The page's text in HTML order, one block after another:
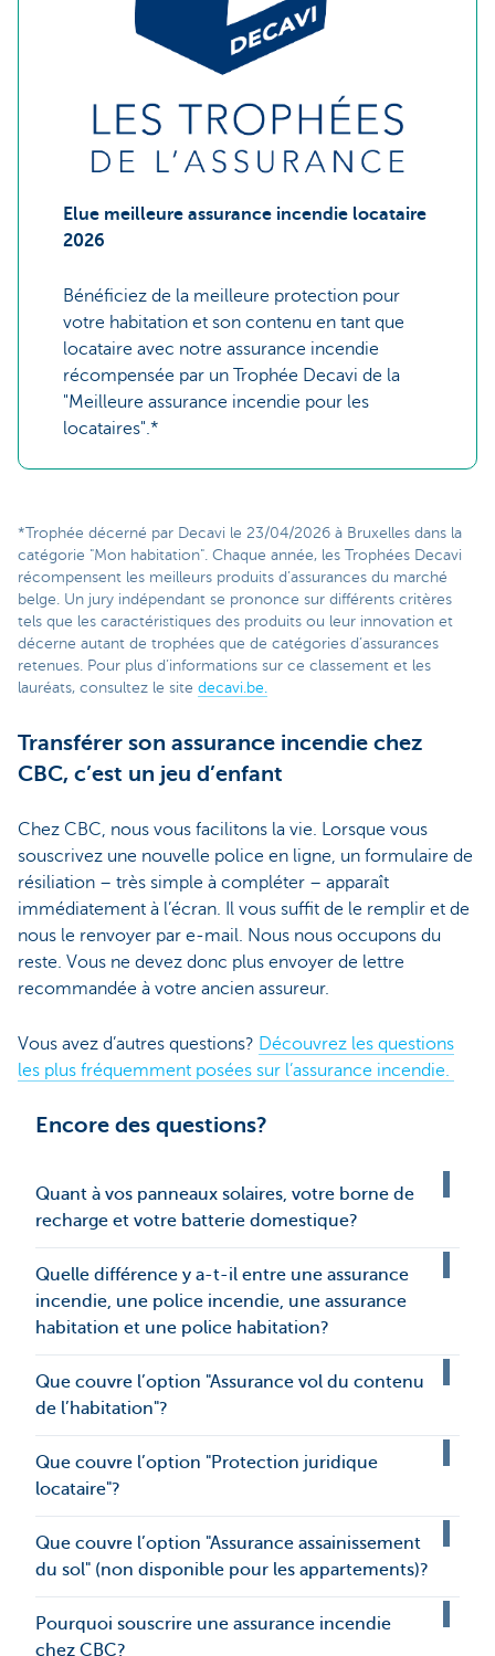
Elue meilleure assurance incendie locataire
2026
Bénéficiez de la meilleure protection pour
votre habitation et son contenu en tant que
locataire avec notre assurance incendie
récompensée par un Trophée Decavi de la
"Meilleure assurance incendie pour les
locataires".*
*Trophée décerné par Decavi le 23/04/2026 à Bruxelles dans la
catégorie "Mon habitation". Chaque année, les Trophées Decavi
récompensent les meilleurs produits d’assurances du marché
belge. Un jury indépendant se prononce sur différents critères
tels que les caractéristiques des produits ou leur innovation et
décerne autant de trophées que de catégories d’assurances
retenues. Pour plus d’informations sur ce classement et les
lauréats, consultez le site decavi.be.
Transférer son assurance incendie chez
CBC, c’est un jeu d’enfant
Chez CBC, nous vous facilitons la vie. Lorsque vous
souscrivez une nouvelle police en ligne, un formulaire de
résiliation – très simple à compléter – apparaît
immédiatement à l’écran. Il vous suffit de le remplir et de
nous le renvoyer par e-mail. Nous nous occupons du
reste. Vous ne devez donc plus envoyer de lettre
recommandée à votre ancien assureur.
Vous avez d’autres questions? Découvrez les questions
les plus fréquemment posées sur l’assurance incendie.
Encore des questions?
Quant à vos panneaux solaires, votre borne de
recharge et votre batterie domestique?
Quelle différence y a-t-il entre une assurance
incendie, une police incendie, une assurance
habitation et une police habitation?
Que couvre l’option "Assurance vol du contenu
de l’habitation"?
Que couvre l’option "Protection juridique
locataire"?
Que couvre l’option "Assurance assainissement
du sol" (non disponible pour les appartements)?
Pourquoi souscrire une assurance incendie
chez CBC?